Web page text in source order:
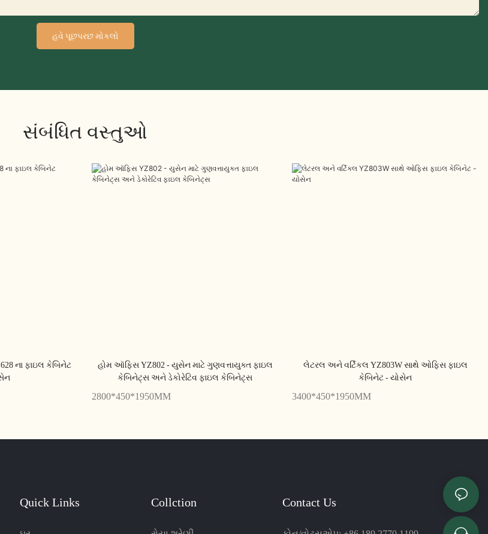
હવે પૂછપરછ મોકલો
સંબંધિત વસ્તુઓ
ના ફાઇલ કેબિનેટ
હોમ ઑફિસ YZ802 - યુસેન માટે ગુણવત્તાયુક્ત ફાઇલ
કેબિનેટ્સ અને ડેકોરેટિવ ફાઇલ કેબિનેટ્સ
2800*450*1950MM
લેટરલ અને વર્ટિકલ YZ803W સાથે ઓફિસ ફાઇલ
કેબિનેટ - યોસેન
3400*450*1950MM
Quick Links Collction Contact Us